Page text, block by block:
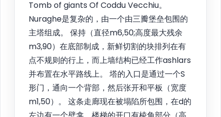
Tomb of giants Of Coddu Vecchiu。
Nuraghe是复杂的，由一个由三瓣堡垒包围的
主塔组成。 保持（直径m6,50;高度最大残余
m3,90）在底部制成，新鲜切割的块排列在有
点不规则的行上，而上墙结构已经工作ashlars
并布置在水平路线上。 塔的入口是通过一个S
形门，通向一个背部，然后张开和平板（宽度
m1,50）。 这条走廊现在被塌陷所包围，在d的